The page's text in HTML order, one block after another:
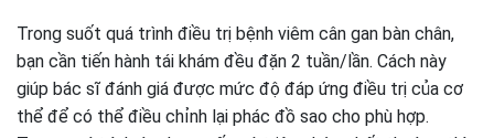
Trong suốt quá trình điều trị bệnh viêm cân gan bàn chân,
bạn cần tiến hành tái khám đều đặn 2 tuần/lần. Cách này
giúp bác sĩ đánh giá được mức độ đáp ứng điều trị của cơ
thể để có thể điều chỉnh lại phác đồ sao cho phù hợp.